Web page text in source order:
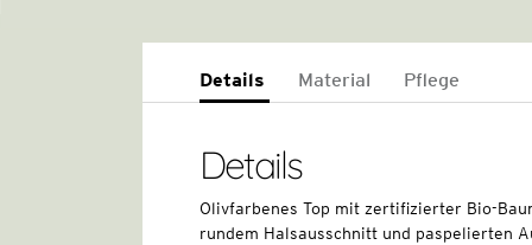
Details Material Pflege
Details
Olivfarbenes Top mit zertifizierter Bio-
rundem Halsausschnitt und paspelierten